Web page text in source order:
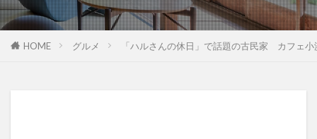
HOME グルメ 「ハルさんの休日」で話題の古民家 カフェ